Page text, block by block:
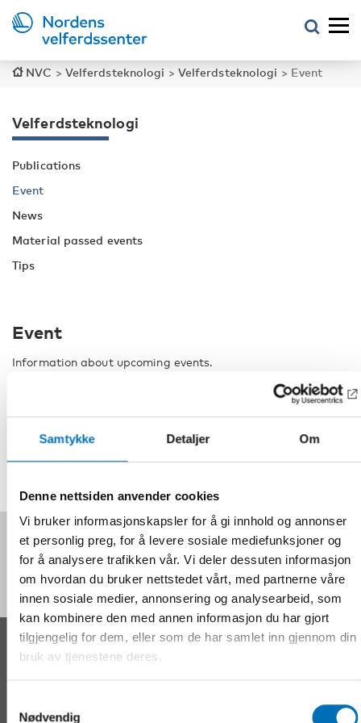
Samtykke Detaljer Om
Denne nettsiden anvender cookies
Vi bruker informasjonskapsler for å gi innhold og annonser
et personlig preg, for å levere sosiale mediefunksjoner og
for å analysere trafikken vår. Vi deler dessuten informasjon
om hvordan du bruker nettstedet vårt, med partnerne våre
innen sosiale medier, annonsering og analysearbeid, som
kan kombinere den med annen informasjon du har gjort
tilgjengelig for dem, eller som de har samlet inn gjennom din
bruk av tjenestene deres.
Nødvendig
NVC > Velferdsteknologi > Velferdsteknologi > Event
Velferdsteknologi
Publications
Event
News
Material passed events
Tips
Event
Information about upcoming events.
Følg oss på sosiale medier:
KONTAKT